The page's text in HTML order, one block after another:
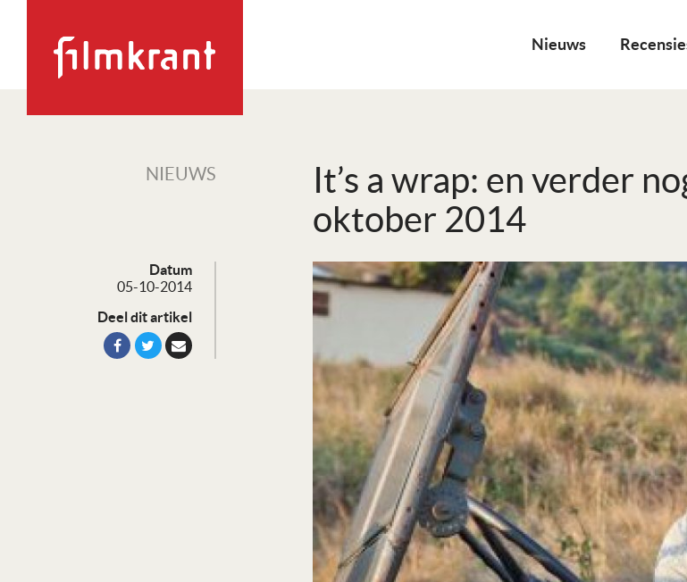
Nieuws
NIEUWS
It’s a wrap: en verder
oktober 2014
Datum
05-10-2014
Deel dit artikel